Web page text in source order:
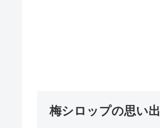
梅シロップの思い出